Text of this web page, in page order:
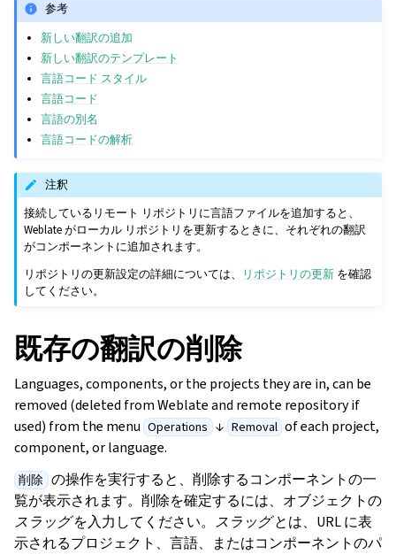
参考
新しい翻訳の追加
新しい翻訳のテンプレート
言語コード スタイル
言語コード
言語の別名
言語コードの解析
注釈
接続しているリモート リポジトリに言語ファイルを追加すると、
Weblate がローカル リポジトリを更新するときに、それぞれの翻訳
がコンポーネントに追加されます。
リポジトリの更新設定の詳細については、
リポジトリの更新 を確認
してください。
既存の翻訳の削除
Languages, components, or the projects they are in, can be
removed (deleted from Weblate and remote repository if
used) from the menu Operations ↓ Removal of each project,
component, or language.
削除 の操作を実行すると、削除するコンポーネントの一
覧が表示されます。削除を確定するには、オブジェクトの
スラッグを入力してください。 スラッグとは、URL に表
示されるプロジェクト、言語、またはコンポーネントのパ